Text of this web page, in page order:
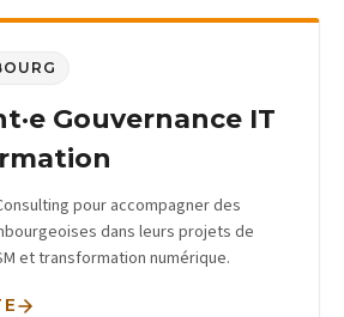
Gouvernance IT
pour accompagner des
dans leurs projets de
et transformation numérique.